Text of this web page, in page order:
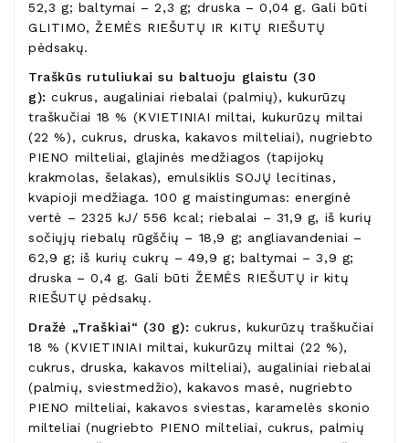
52,3 g; baltymai – 2,3 g; druska – 0,04 g. Gali būti
GLITIMO, ŽEMĖS RIEŠUTŲ IR KITŲ RIEŠUTŲ
pėdsakų.
Traškūs rutuliukai su baltuoju glaistu (30
g): cukrus, augaliniai riebalai (palmių), kukurūzų
traškučiai 18 % (KVIETINIAI miltai, kukurūzų miltai
(22 %), cukrus, druska, kakavos milteliai), nugriebto
PIENO milteliai, glajinės medžiagos (tapijokų
krakmolas, šelakas), emulsiklis SOJŲ lecitinas,
kvapioji medžiaga. 100 g maistingumas: energinė
vertė – 2325 kJ/ 556 kcal; riebalai – 31,9 g, iš kurių
sočiųjų riebalų rūgščių – 18,9 g; angliavandeniai –
62,9 g; iš kurių cukrų – 49,9 g; baltymai – 3,9 g;
druska – 0,4 g. Gali būti ŽEMĖS RIEŠUTŲ ir kitų
RIEŠUTŲ pėdsakų.
Dražė „Traškiai“ (30 g): cukrus, kukurūzų traškučiai
18 % (KVIETINIAI miltai, kukurūzų miltai (22 %),
cukrus, druska, kakavos milteliai), augaliniai riebalai
(palmių, sviestmedžio), kakavos masė, nugriebto
PIENO milteliai, kakavos sviestas, karamelės skonio
milteliai (nugriebto PIENO milteliai, cukrus, palmių